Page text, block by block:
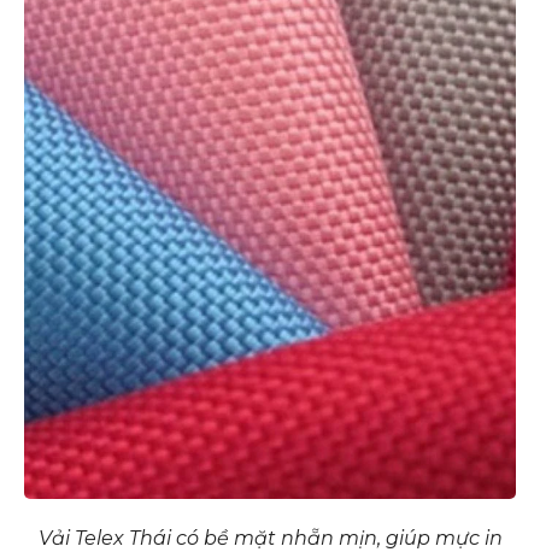
Vải Telex Thái có bề mặt nhẵn mịn, giúp mực in